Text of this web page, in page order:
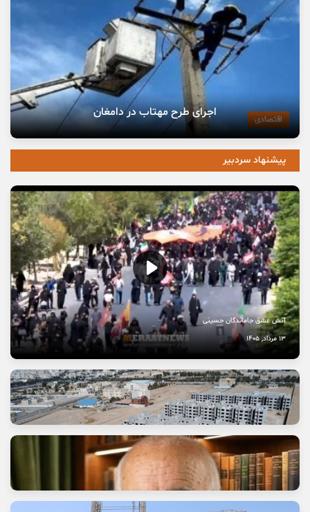
اقتصادی اجرای طرح مهتاب در دامغان
پیشنهاد سردبیر
آتش عشق جاماندگان حسینی
13 مرداد, 1405